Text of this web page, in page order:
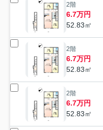
2階
6.7万円
52.83㎡
2階
6.7万円
52.83㎡
2階
6.7万円
52.83㎡